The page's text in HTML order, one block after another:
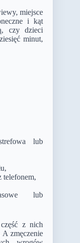
miejsce
i kąt
czy dzieci
minut,
lub
telefonem,
lub
z nich
zmęczenie